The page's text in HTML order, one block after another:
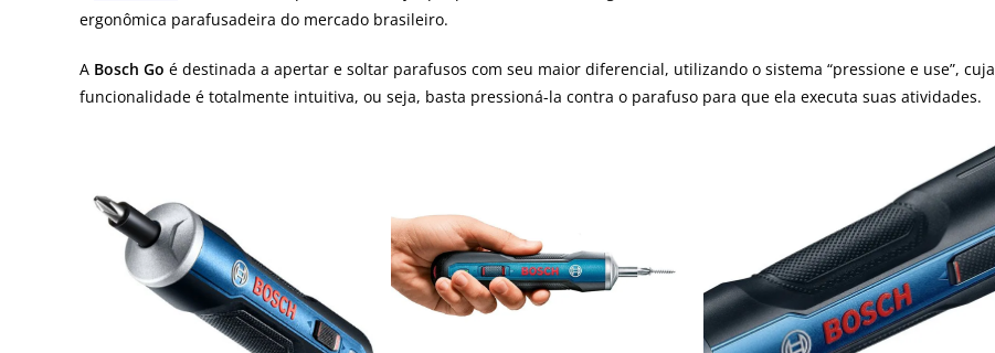
ergonômica parafusadeira do mercado brasileiro.
A Bosch Go é destinada a apertar e soltar parafusos com seu maior diferencial, utilizando o sistema “pressione e use”, cuja
funcionalidade é totalmente intuitiva, ou seja, basta pressioná-la contra o parafuso para que ela executa suas atividades.